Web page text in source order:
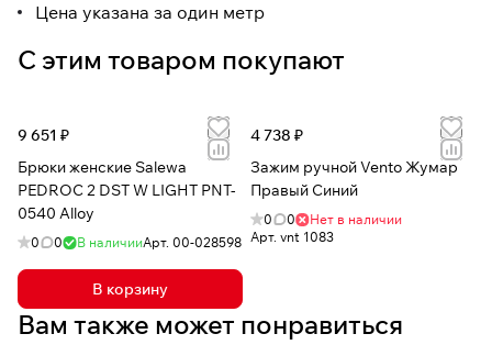
Цена указана за один метр
С этим товаром покупают
9 651 ₽
Брюки женские Salewa
PEDROC 2 DST W LIGHT PNT-
0540 Alloy
0 0 В наличииАрт. 00-028598
В корзину
4 738 ₽
Зажим ручной Vento Жумар
Правый Синий
0 0
Нет в наличии
Арт. vnt 1083
Вам также может понравиться